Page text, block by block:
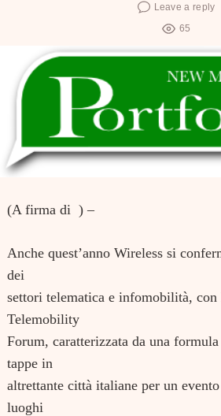
Leave a reply
65
(A firma di ) –
Anche quest’anno Wireless si
dei
settori telematica e infomobilità, con
Telemobility
Forum, caratterizzata da una
tappe in
altrettante città italiane per un
luoghi